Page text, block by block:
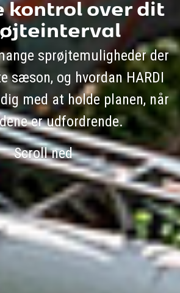
kontrol over dit
sprøjtemuligheder der
sæson, og hvordan HARDI
med at holde planen, når
er udfordrende.
Scroll ned